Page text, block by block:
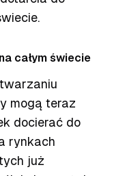
całym świecie
mogą teraz
docierać do
rynkach
już